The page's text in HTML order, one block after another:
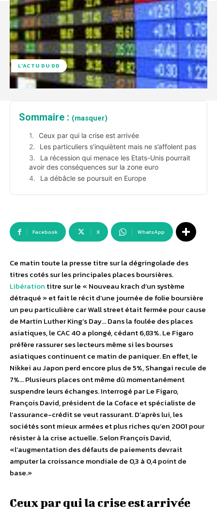
L'ACTU DU DD
Sommaire : (masquer)
Ceux par qui la crise est arrivée
Les particuliers s’inquiètent mais ne s’affolent pas
La récession qui menace les Etats-Unis pourrait
avoir des conséquences sur la zone euro
La débâcle se poursuit en Europe
Facebook X WhatsApp
Ce matin toute la presse titre sur la dégringolade des
titres cotés sur les principales places boursières.
Libération titre sur le « Nouveau krach d’un système
détraqué » et fait le récit d’une journée de folie boursière
un peu particulière car Wall street était fermée pour cause
de Martin Luther King’s Day… Dans la foulée des places
asiatiques, le CAC 40 a plongé, cédant 6,83%. Le Figaro
préfère rassurer ses lecteurs même si les bourses
asiatiques continuent ce matin de paniquer. En effet, le
Nikkei au Japon perd encore plus de 5%, Shangai recule de
7%… Plusieurs places ont même dû momentanément
suspendre leurs échanges. Interrogé par Le Figaro,
François David, président de la Coface et spécialiste de
l’assurance-crédit se veut rassurant. D’après lui, les
sociétés sont mieux armées et plus riches qu’en 2001 pour
résister à la crise actuelle. Selon François David,
«l’augmentation des défauts de paiements devrait
amputer la croissance mondiale de 0,3 à 0,4 point de
base.»
Ceux par qui la crise est arrivée